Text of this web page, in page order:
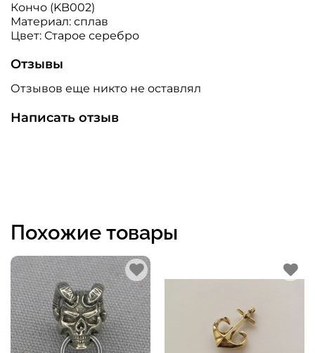
Кончо (KB002)
Материал: сплав
Цвет: Старое серебро
Отзывы
Отзывов еще никто не оставлял
Написать отзыв
Похожие товары